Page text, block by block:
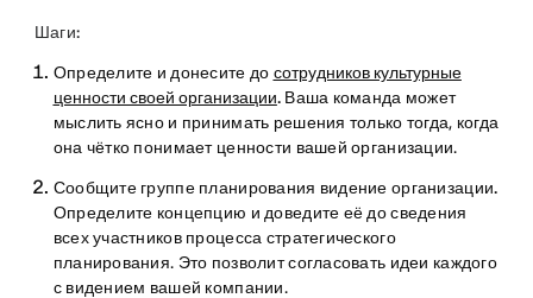
Шаги:
Определите и донесите до сотрудников культурные
ценности своей организации. Ваша команда может
мыслить ясно и принимать решения только тогда, когда
она чётко понимает ценности вашей организации.
Сообщите группе планирования видение организации.
Определите концепцию и доведите её до сведения
всех участников процесса стратегического
планирования. Это позволит согласовать идеи каждого
с видением вашей компании.